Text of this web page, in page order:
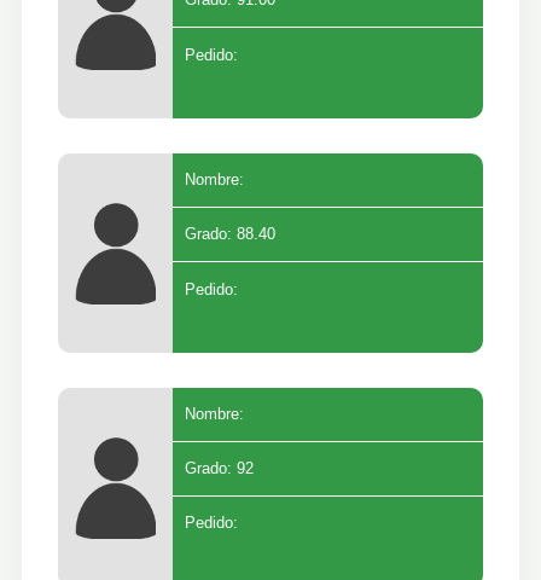
Pedido:
Nombre:
Grado: 88.40
Pedido:
Nombre:
Grado: 92
Pedido: